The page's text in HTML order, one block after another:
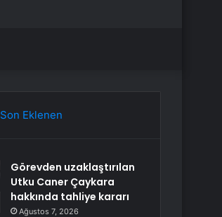
Son Eklenen
Görevden uzaklaştırılan
Utku Caner Çaykara
hakkında tahliye kararı
Ağustos 7, 2026